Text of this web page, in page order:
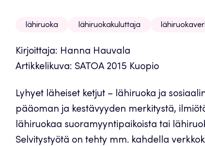
lähiruoka lähiruokakuluttaja
Kirjoittaja: Hanna Hauvala
Artikkelikuva: SATOA 2015 Kuopio
Lyhyet läheiset ketjut – lähiruoka ja
pääoman ja kestävyyden merkitystä,
lähiruokaa suoramyyntipaikoista tai
Selvitystyötä on tehty mm. kahdella